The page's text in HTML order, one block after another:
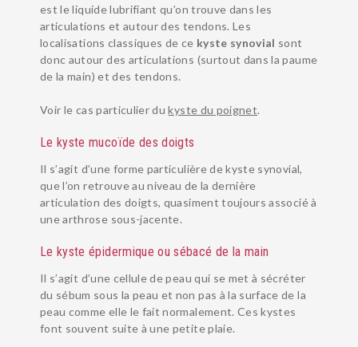
est le liquide lubrifiant qu’on trouve dans les
articulations et autour des tendons. Les
localisations classiques de ce kyste synovial sont
donc autour des articulations (surtout dans la paume
de la main) et des tendons.
Voir le cas particulier dukyste du poignet.
Le kyste mucoïde des doigts
Il s’agit d’une forme particulière de kyste synovial,
que l’on retrouve au niveau de la dernière
articulation des doigts, quasiment toujours associé à
une arthrose sous-jacente.
Le kyste épidermique ou sébacé de la main
Il s’agit d’une cellule de peau qui se met à sécréter
du sébum sous la peau et non pas à la surface de la
peau comme elle le fait normalement. Ces kystes
font souvent suite à une petite plaie.